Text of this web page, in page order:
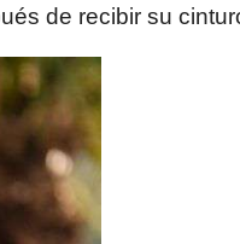
de recibir su